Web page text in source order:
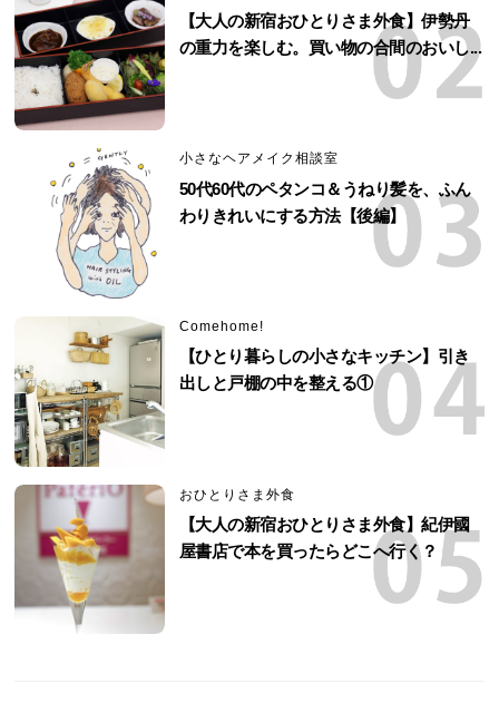
【大人の新宿おひとりさま外食】伊勢丹
の重力を楽しむ。買い物の合間のおいし...
小さなヘアメイク相談室
50代60代のペタンコ＆うねり髪を、ふん
わりきれいにする方法【後編】
Comehome!
【ひとり暮らしの小さなキッチン】引き
出しと戸棚の中を整える①
おひとりさま外食
【大人の新宿おひとりさま外食】紀伊國
屋書店で本を買ったらどこへ行く？